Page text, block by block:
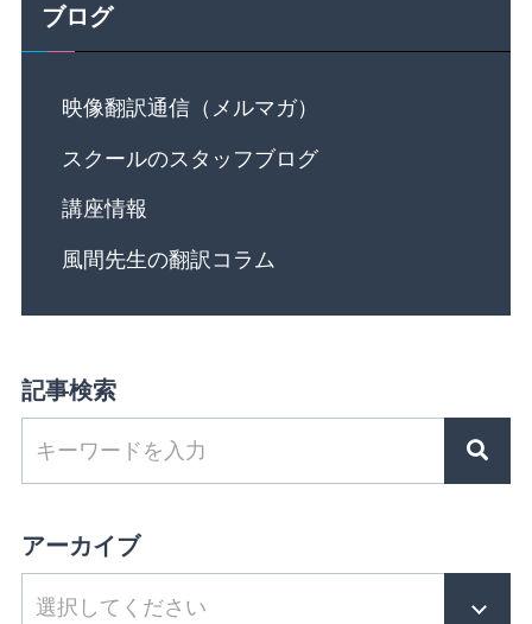
ブログ
映像翻訳通信（メルマガ）
スクールのスタッフブログ
講座情報
風間先生の翻訳コラム
記事検索
アーカイブ